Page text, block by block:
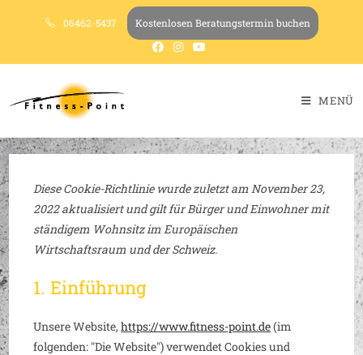
06462-5437 Kostenlosen Beratungstermin buchen
MENÜ
Diese Cookie-Richtlinie wurde zuletzt am November 23,
2022 aktualisiert und gilt für Bürger und Einwohner mit
ständigem Wohnsitz im Europäischen
Wirtschaftsraum und der Schweiz.
1. Einführung
Unsere Website,https://www.fitness-point.de(im
folgenden: "Die Website") verwendet Cookies und